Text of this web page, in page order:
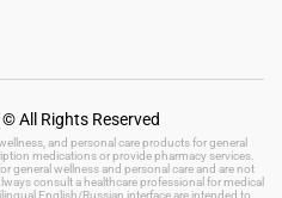
All Rights Reserved
and personal care products for general
medications or provide pharmacy services.
general wellness and personal care and are not
consult a healthcare professional for medical
English/Russian interface are intended to